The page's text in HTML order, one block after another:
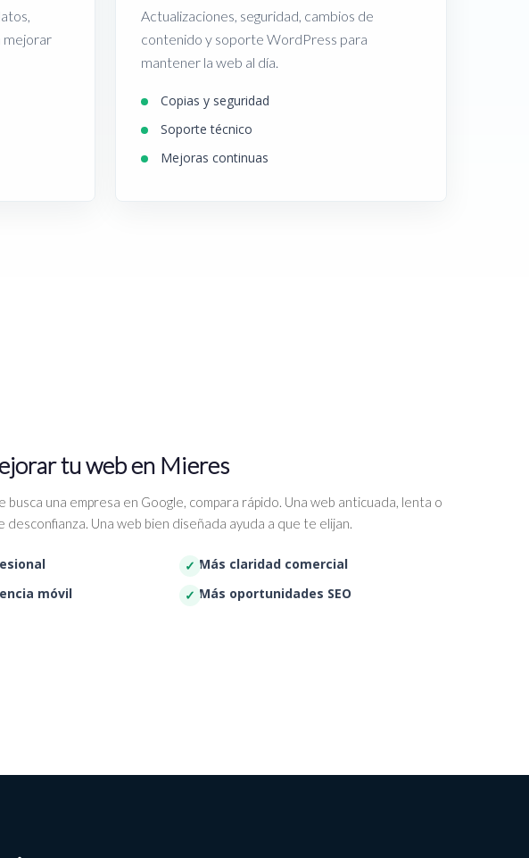
mejorar
Actualizaciones, seguridad, cambios de
contenido y soporte WordPress para
mantener la web al día.
Copias y seguridad
Soporte técnico
Mejoras continuas
tu web en Mieres
busca una empresa en Google, compara rápido. Una web anticuada, lenta o
desconfianza. Una web bien diseñada ayuda a que te elijan.
Más claridad comercial
móvil
Más oportunidades SEO